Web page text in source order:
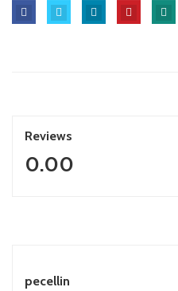
Reviews
0.00
pecellin